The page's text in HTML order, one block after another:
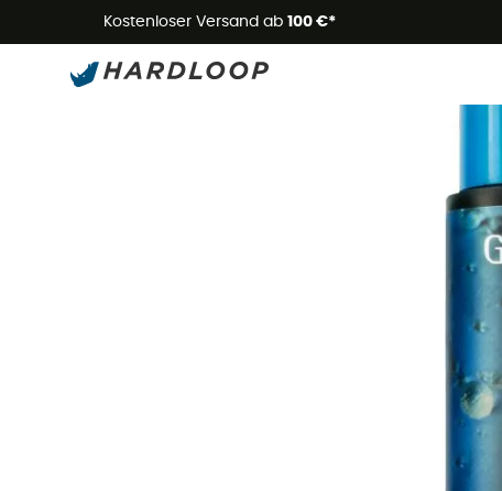
Kostenloser Versand ab 100 €*